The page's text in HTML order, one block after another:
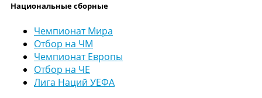
Национальные сборные
Чемпионат Мира
Отбор на ЧМ
Чемпионат Европы
Отбор на ЧЕ
Лига Наций УЕФА